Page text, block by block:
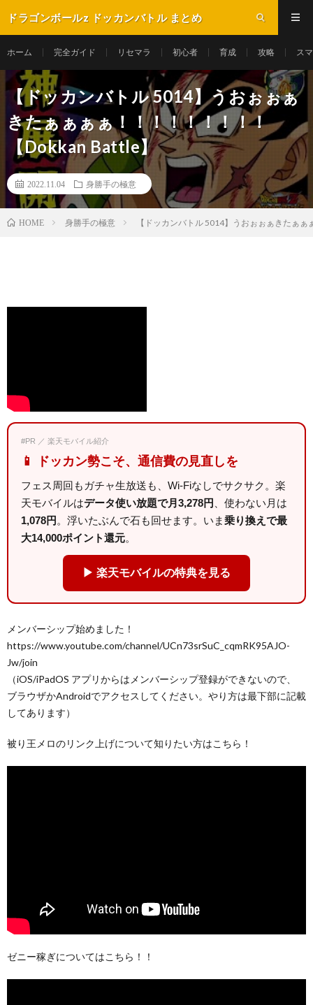
ドラゴンボールz ドッカンバトル まとめ
ホーム 完全ガイド リセマラ 初心者 育成 攻略 ス
【ドッカンバトル 5014】うおぉぉぁ
きたぁぁぁぁ！！！！！！！！！
【Dokkan Battle】
2022.11.04 身勝手の極意
HOME 身勝手の極意 【ドッカンバトル 5014】うおぉぉぁきたぁ
#PR ／ 楽天モバイル紹介
📱 ドッカン勢こそ、通信費の見直しを
フェス周回もガチャ生放送も、Wi-Fiなしでサクサク。楽
天モバイルはデータ使い放題で月3,278円
、使わない月は
1,078円 。浮いたぶんで石も回せます。いま乗り換えで最
大14,000ポイント還元。
▶ 楽天モバイルの特典を見る
メンバーシップ始めました！
https://www.youtube.com/channel/UCn73srSuC_cqmRK95AJO-
Jw/join
（iOS/iPadOS アプリからはメンバーシップ登録ができないので、
ブラウザかAndroidでアクセスしてください。やり方は最下部に記載
してあります）
被り王メロのリンク上げについて知りたい方はこちら！
ゼニー稼ぎについてはこちら！！